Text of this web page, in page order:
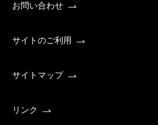
お問い合わせ
サイトのご利用
サイトマップ
リンク